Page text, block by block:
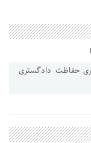
با هوشیاری حفاظت دادگستری